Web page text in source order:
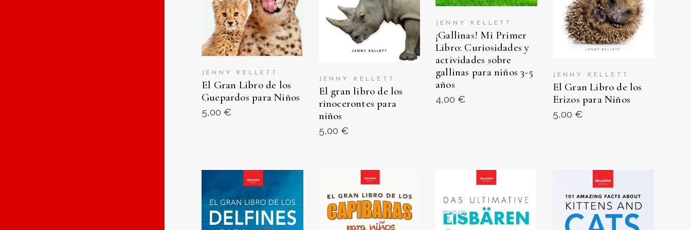
JENNY KELLETT
El Gran Libro de los
Guepardos para Niños
5,00 €
JENNY KELLETT
El gran libro de los
rinocerontes para
niños
5,00 €
JENNY KELLETT
¡Gallinas! Mi Primer
Libro: Curiosidades y
actividades sobre
gallinas para niños 3-5
años
4,00 €
JENNY KELLETT
El Gran Libro de los
Erizos para Niños
5,00 €